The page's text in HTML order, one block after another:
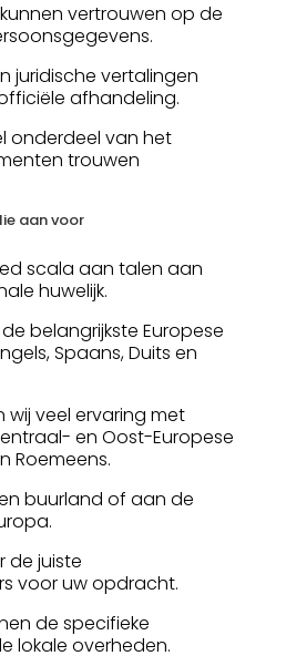
vertrouwen op de
juridische vertalingen
afhandeling.
onderdeel van het
trouwen
aan voor
scala aan talen aan
huwelijk.
belangrijkste Europese
Spaans, Duits en
veel ervaring met
en Oost-Europese
Roemeens.
buurland of aan de
de juiste
voor uw opdracht.
de specifieke
lokale overheden.